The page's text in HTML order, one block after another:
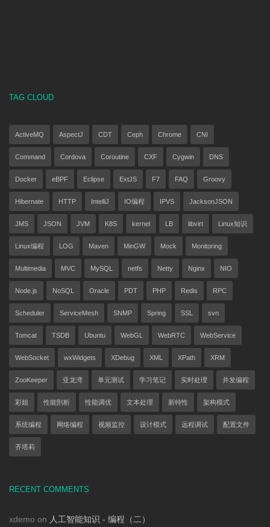
TAG CLOUD
ActiveMQ AspectJ CDT Ceph Chrome CNI
Command Cordova Coroutine CXF Cygwin DNS
Docker eBPF Eclipse ExtJS F7 FAQ Groovy
Hibernate HTTP IntelliJ IO编程 IPVS JacksonJSON
JMS JSON JVM K8S kernel LB libvirt Linux知识
Linux编程 LOG Maven MinGW Mock Monitoring
Multimedia MVC MySQL netfs Netty Nginx NIO
Node.js NoSQL Oracle PDT PHP Redis RPC
Scheduler ServiceMesh SNMP Spring SSL svn
Tomcat TSDB Ubuntu WebGL WebRTC WebService
WebSocket wxWidgets XDebug XML XPath XRM
ZooKeeper 亚龙湾 单元测试 学习笔记 实时处理 并发编程
彩姐 性能剖析 性能调优 文本处理 新特性 架构模式
系统编程 网络编程 视频监控 设计模式 远程调试 配置文件
齐塔莉
RECENT COMMENTS
xdemo on 人工智能知识 - 编程（二）